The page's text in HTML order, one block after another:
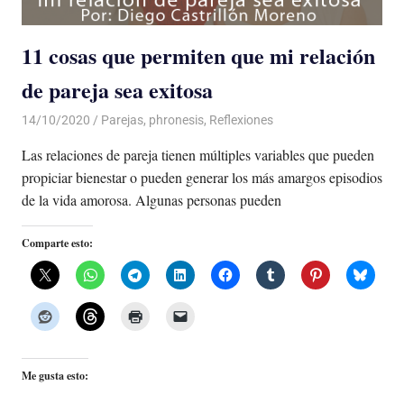
11 cosas que permiten que mi relación
de pareja sea exitosa
14/10/2020 De todo un Poco
Parejas, phronesis, Reflexiones
Las relaciones de pareja tienen múltiples variables que pueden
propiciar bienestar o pueden generar los más amargos episodios
de la vida amorosa. Algunas personas pueden
Comparte esto:
Me gusta esto: